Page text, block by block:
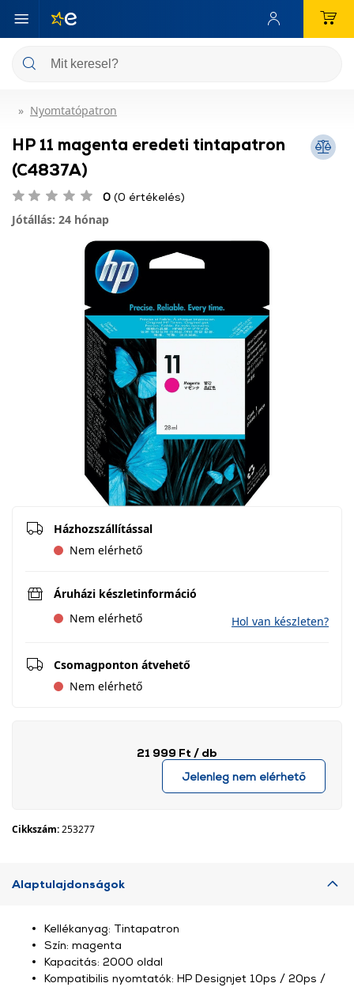
Nyomtatópatron
HP 11 magenta eredeti tintapatron
(C4837A)
0 (0 értékelés)
Jótállás: 24 hónap
Házhozszállítással
Nem elérhető
Áruházi készletinformáció
Nem elérhető
Hol van készleten?
Csomagponton átvehető
Nem elérhető
21 999 Ft / db
Jelenleg nem elérhető
Cikkszám:253277
Alaptulajdonságok
Kellékanyag: Tintapatron
Szín: magenta
Kapacitás: 2000 oldal
Kompatibilis nyomtatók: HP Designjet 10ps / 20ps /